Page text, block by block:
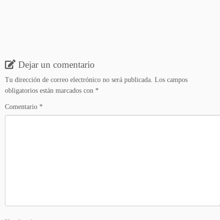
Dejar un comentario
Tu dirección de correo electrónico no será publicada. Los campos
obligatorios están marcados con *
Comentario *